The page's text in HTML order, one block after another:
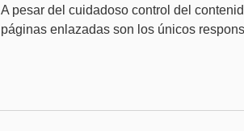
A pesar del cuidadoso control del
páginas enlazadas son los únicos